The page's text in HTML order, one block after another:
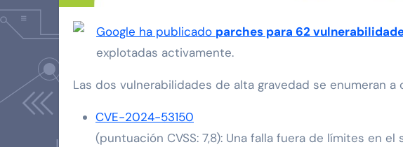
Google ha publicado parches para 62
explotadas activamente.
Las dos vulnerabilidades de alta gravedad se enumeran a
CVE-2024-53150
(puntuación CVSS: 7,8): Una falla fuera de límites en el